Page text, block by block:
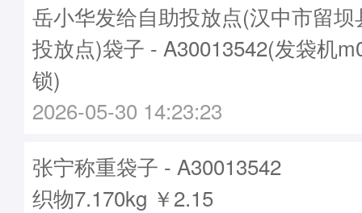
岳小华发给自助投放点(汉中市留
投放点)袋子 - A30013542(发袋机
锁)
2026-05-30 14:23:23
张宁称重袋子 - A30013542
织物7.170kg ￥2.15